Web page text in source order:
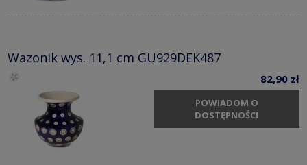
Wazonik wys. 11,1 cm GU929DEK487
82,90 zł
POWIADOM O
DOSTĘPNOŚCI